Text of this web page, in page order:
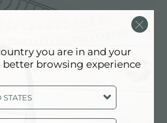
you are in and your
better browsing experience
STATES